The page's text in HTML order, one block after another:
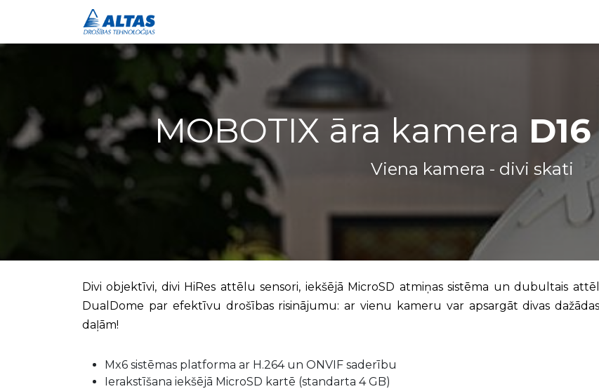
MOBOTIX āra kamera
Viena kamera - divi skati
Divi objektīvi, divi HiRes attēlu sensori, iekšējā MicroSD atmiņas sistēma un dubultais
DualDome par efektīvu drošības risinājumu: ar vienu kameru var apsargāt divas
daļām!
Mx6 sistēmas platforma ar H.264 un ONVIF saderību
Ierakstīšana iekšējā MicroSD kartē (standarta 4 GB)